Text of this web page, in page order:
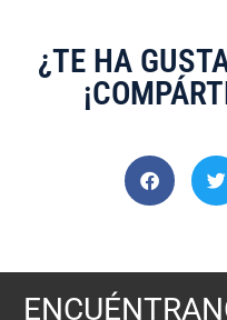
¿TE HA